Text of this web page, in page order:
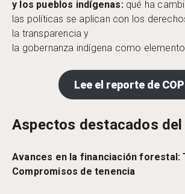
y los pueblos indígenas:qué ha
las políticas se aplican con los
la transparencia y
la gobernanza indígena como
Lee el reporte de
Aspectos destacados
Avances en la financiación forestal:
Compromisos de tenencia